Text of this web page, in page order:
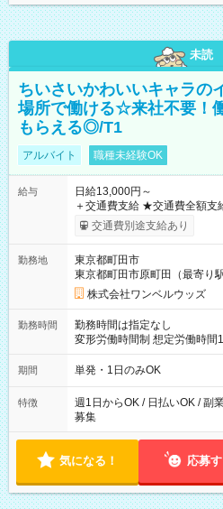
未読
ちいさいかわいいキャラの
場所で働ける☆来社不要！
もらえる◎/T1
アルバイト 職種未経験OK
給与
日給13,000円～
＋交通費支給 ★交通費全額支給！ ┗案件により規定あり ★日払
いOK！（規定あり） ┗働い
ンビニATMから 日払い分を引き落とせ
交通費別途支給あり
勤務地
東京都町田市
東京都町田市原町田（最寄り
株式会社ワンベルウッズ
勤務時間
勤務時間は指定なし
変形労働時間制 想定労働時間160時間/月 【シ
～21：00
期間 単発・1日のみOK
特徴
週1日からOK / 日払いOK / 副
募集
気になる！ 応募